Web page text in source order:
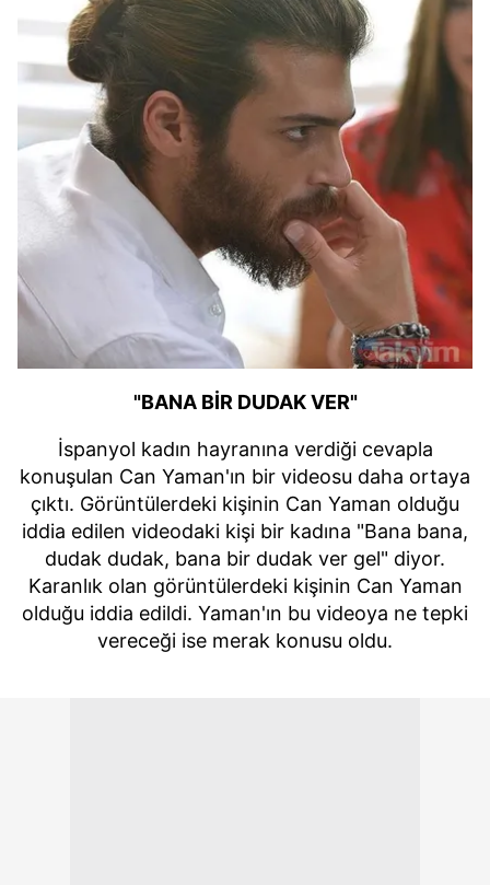
"BANA BİR DUDAK VER"
İspanyol kadın hayranına verdiği cevapla
konuşulan Can Yaman'ın bir videosu daha ortaya
çıktı. Görüntülerdeki kişinin Can Yaman olduğu
iddia edilen videodaki kişi bir kadına "Bana bana,
dudak dudak, bana bir dudak ver gel" diyor.
Karanlık olan görüntülerdeki kişinin Can Yaman
olduğu iddia edildi. Yaman'ın bu videoya ne tepki
vereceği ise merak konusu oldu.